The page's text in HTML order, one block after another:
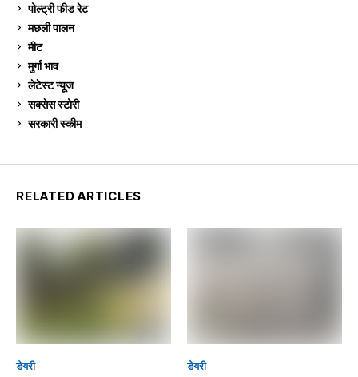
पोल्ट्री फीड रेट
मछली पालन
मीट
मुर्गा भाव
लेटेस्ट न्यूज
सक्सेस स्टो‍री
सरकारी स्की‍म
RELATED ARTICLES
डेयरी डेयरी